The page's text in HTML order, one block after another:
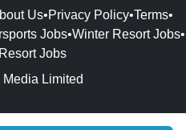
Us•Privacy Policy•Terms•
Jobs•Winter Resort Jobs•
Jobs
Limited